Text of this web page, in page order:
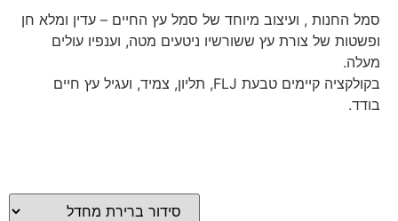
סמל החנות , ועיצוב מיוחד של סמל עץ החיים – עדין ומלא חן
ופשטות של צורת עץ ששורשיו ניטעים מטה, וענפיו עולים
מעלה.
בקולקציה קיימים טבעת FLJ, תליון, צמיד, ועגיל עץ חיים
בודד.